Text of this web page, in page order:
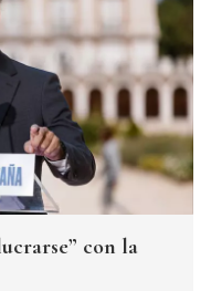
con la